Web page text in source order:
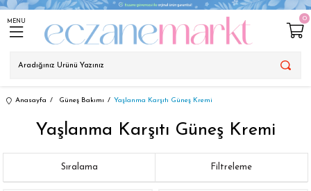
MENU 0
Anasayfa Güneş Bakımı Yaşlanma Karşıtı Güneş Kremi
Yaşlanma Karşıtı Güneş Kremi
Filtreleme
Sıralama